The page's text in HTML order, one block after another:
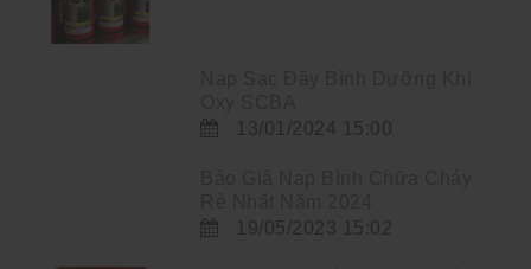
13/01/2024 15:00
19/05/2023 15:02